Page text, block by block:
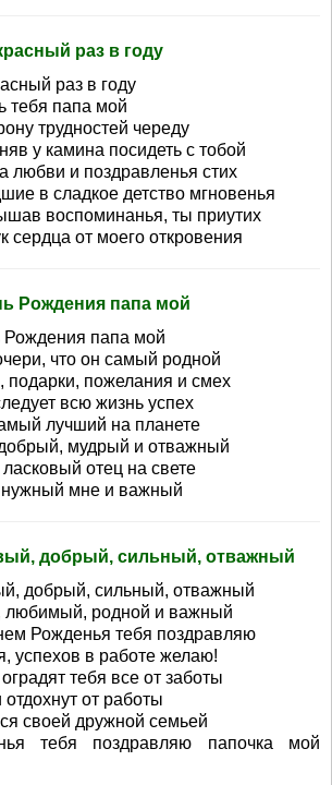
раз в году
раз в году
тебя папа мой
трудностей череду
у камина посидеть с тобой
любви и поздравленья стих
в сладкое детство мгновенья
воспоминанья, ты приутих
сердца от моего откровения
Рождения папа мой
Рождения папа мой
что он самый родной
подарки, пожелания и смех
всю жизнь успех
лучший на планете
мудрый и отважный
отец на свете
мне и важный
добрый, сильный, отважный
добрый, сильный, отважный
родной и важный
Рожденья тебя поздравляю
успехов в работе желаю!
тебя все от заботы
от работы
своей дружной семьей
тебя поздравляю папочка мой